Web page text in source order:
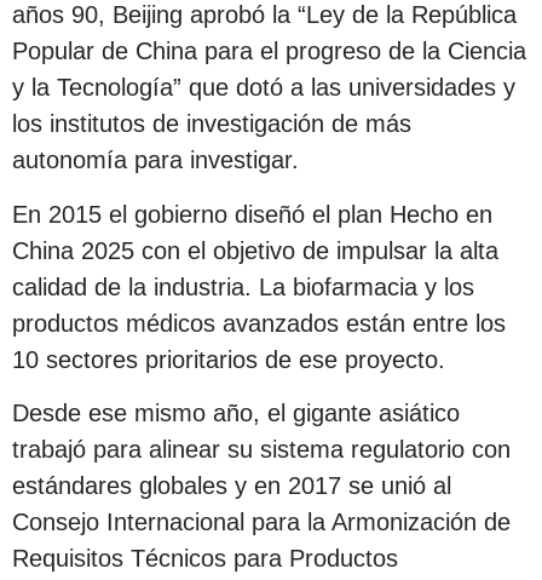
años 90, Beijing aprobó la “Ley de la República
Popular de China para el progreso de la Ciencia
y la Tecnología” que dotó a las universidades y
los institutos de investigación de más
autonomía para investigar.
En 2015 el gobierno diseñó el plan Hecho en
China 2025 con el objetivo de impulsar la alta
calidad de la industria. La biofarmacia y los
productos médicos avanzados están entre los
10 sectores prioritarios de ese proyecto.
Desde ese mismo año, el gigante asiático
trabajó para alinear su sistema regulatorio con
estándares globales y en 2017 se unió al
Consejo Internacional para la Armonización de
Requisitos Técnicos para Productos